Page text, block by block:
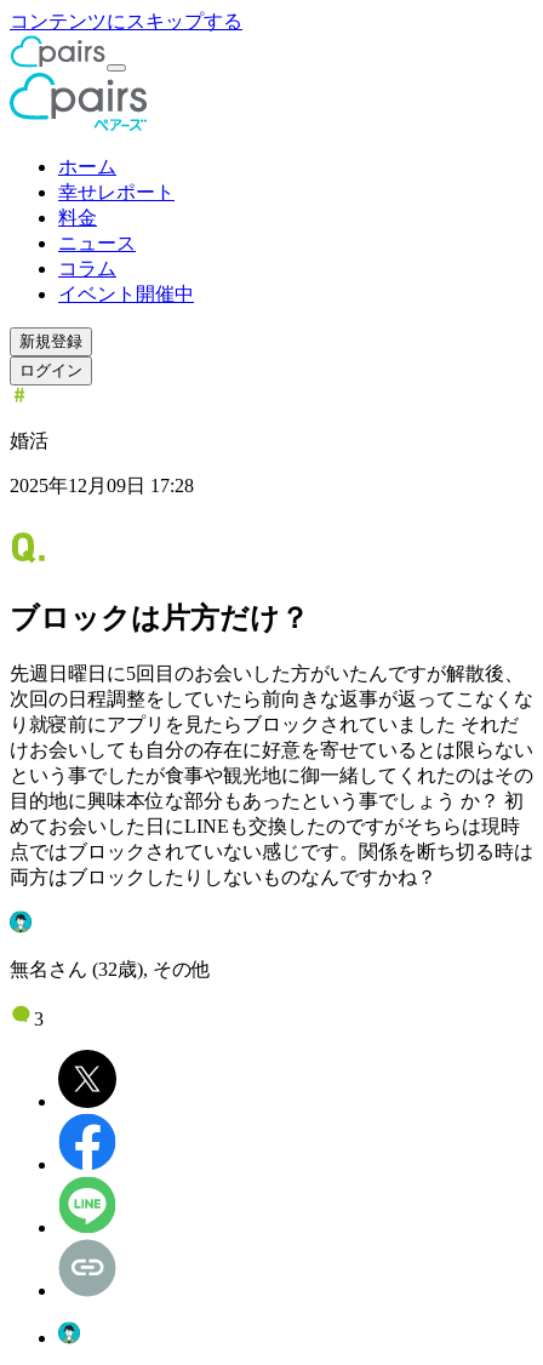
コンテンツにスキップする
ホーム
幸せレポート
料金
ニュース
コラム
イベント開催中
新規登録
ログイン
婚活
2025年12月09日 17:28
ブロックは片方だけ？
先週日曜日に5回目のお会いした方がいたんですが解散後、
次回の日程調整をしていたら前向きな返事が返ってこなくな
り就寝前にアプリを見たらブロックされていました それだ
けお会いしても自分の存在に好意を寄せているとは限らない
という事でしたが食事や観光地に御一緒してくれたのはその
目的地に興味本位な部分もあったという事でしょう か？ 初
めてお会いした日にLINEも交換したのですがそちらは現時
点ではブロックされていない感じです。関係を断ち切る時は
両方はブロックしたりしないものなんですかね？
無名さん (32歳), その他
3